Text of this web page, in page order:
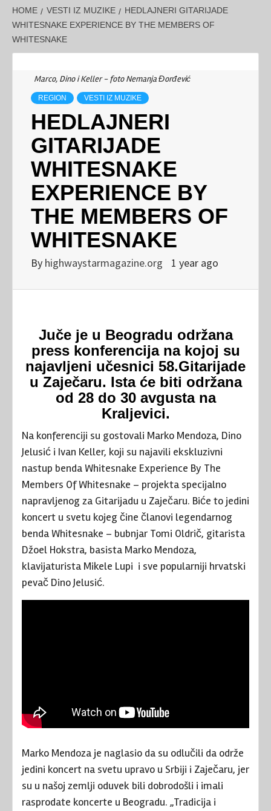
HOME VESTI IZ MUZIKE
HEDLAJNERI GITARIJADE
WHITESNAKE EXPERIENCE BY THE MEMBERS OF
WHITESNAKE
Marco, Dino i Keller - foto Nemanja Đorđević
REGION VESTI IZ MUZIKE
HEDLAJNERI
GITARIJADE
WHITESNAKE
EXPERIENCE BY
THE MEMBERS OF
WHITESNAKE
By highwaystarmagazine.org 1 year ago
Juče je u Beogradu održana
press konferencija na kojoj su
najavljeni učesnici 58.Gitarijade
u Zaječaru. Ista će biti održana
od 28 do 30 avgusta na
Kraljevici.
Na konferenciji su gostovali Marko Mendoza, Dino
Jelusić i Ivan Keller, koji su najavili ekskluzivni
nastup benda Whitesnake Experience By The
Members Of Whitesnake – projekta specijalno
napravljenog za Gitarijadu u Zaječaru. Biće to jedini
koncert u svetu kojeg čine članovi legendarnog
benda Whitesnake – bubnjar Tomi Oldrič, gitarista
Džoel Hokstra, basista Marko Mendoza,
klavijaturista Mikele Lupi i sve popularniji hrvatski
pevač Dino Jelusić.
Marko Mendoza je naglasio da su odlučili da održe
jedini koncert na svetu upravo u Srbiji i Zaječaru, jer
su u našoj zemlji oduvek bili dobrodošli i imali
rasprodate koncerte u Beogradu. „Tradicija i